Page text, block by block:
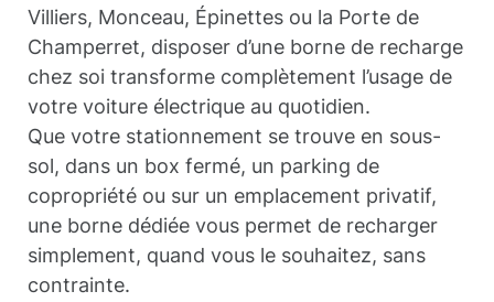
Villiers, Monceau, Épinettes ou la Porte de
Champerret, disposer d’une borne de recharge
chez soi transforme complètement l’usage de
votre voiture électrique au quotidien.
Que votre stationnement se trouve en sous-
sol, dans un box fermé, un parking de
copropriété ou sur un emplacement privatif,
une borne dédiée vous permet de recharger
simplement, quand vous le souhaitez, sans
contrainte.